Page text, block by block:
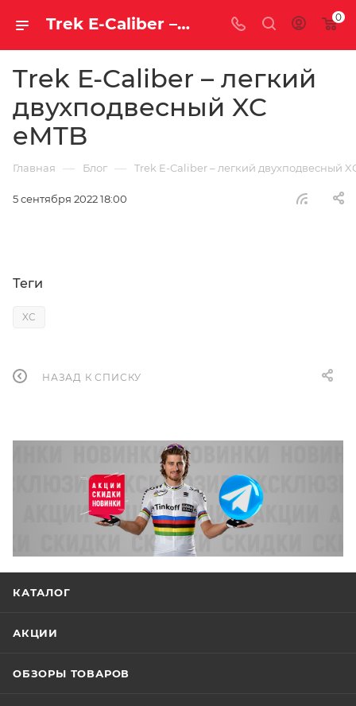
Trek E-Caliber – легкий двухподвесный XC eMTB | Блог 0
Trek E-Caliber – легкий
двухподвесный XC
eMTB
Главная — Блог — Trek E-Caliber – легкий двухподвесный
5 сентября 2022 18:00
Теги
XC
НАЗАД К СПИСКУ
КАТАЛОГ
АКЦИИ
ОБЗОРЫ ТОВАРОВ